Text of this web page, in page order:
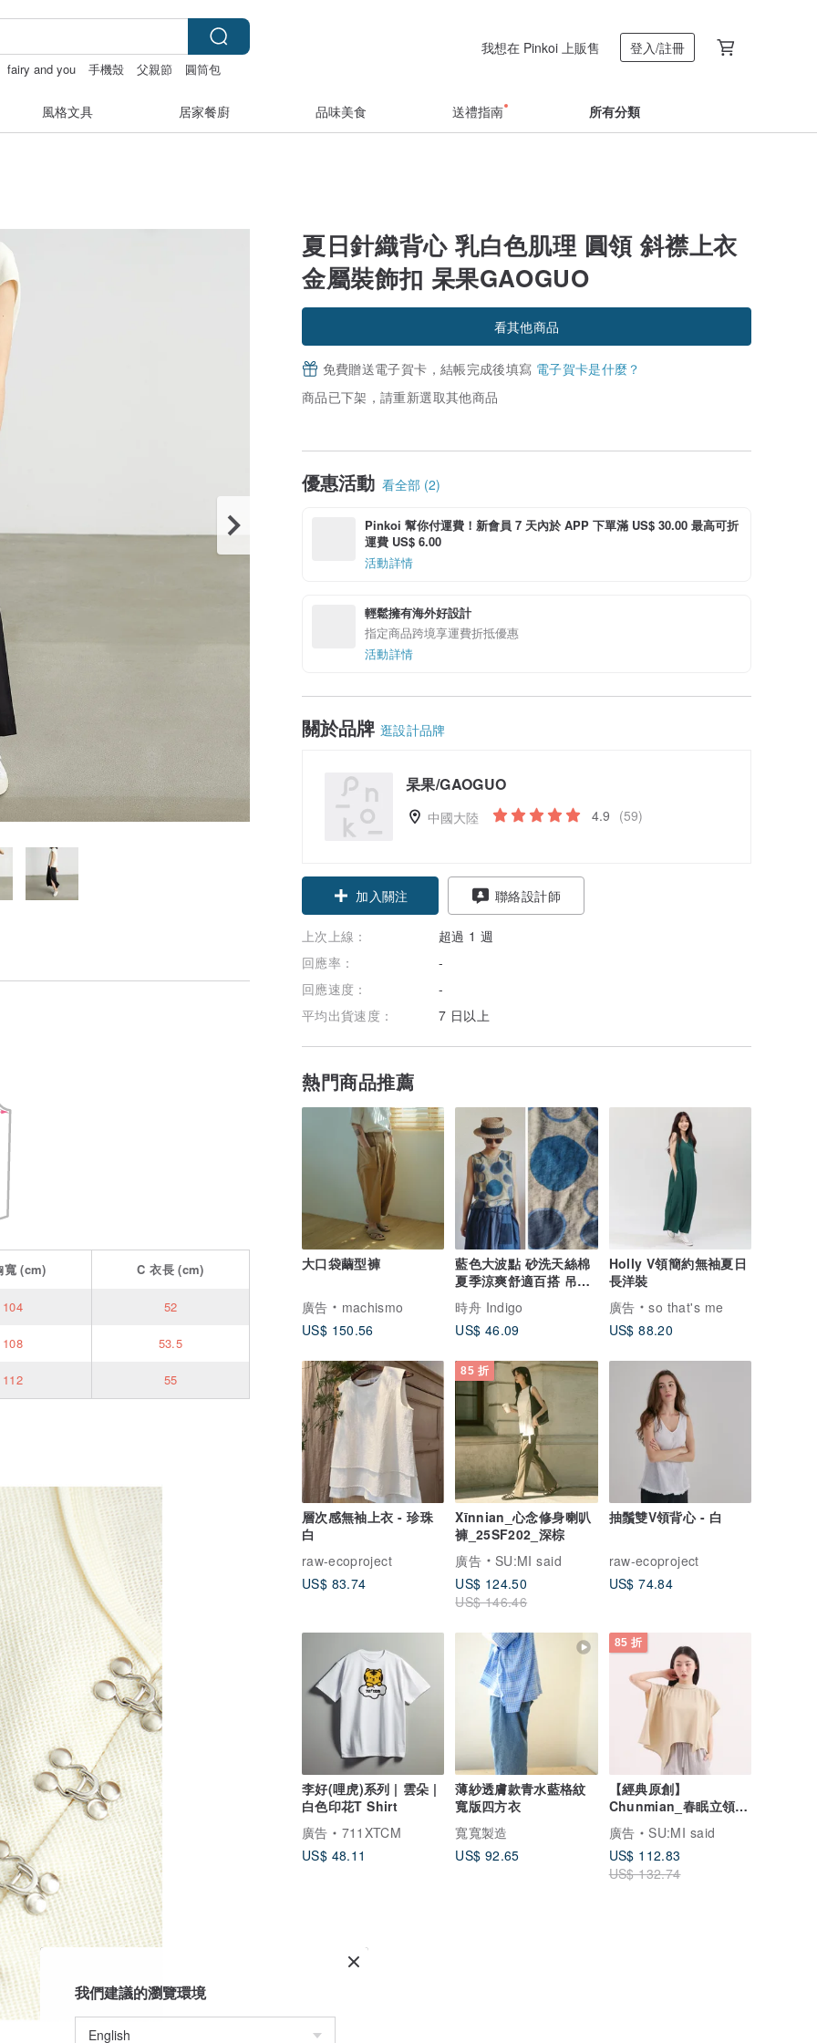
fairy and you 手機殼 父親節 圓筒包
我想在 Pinkoi 上販售 登入/註冊
風格文具 居家餐廚 品味美食 送禮指南 所有分類
夏日針織背心 乳白色肌理 圓領 斜襟上衣
金屬裝飾扣 杲果GAOGUO
看其他商品
免費贈送電子賀卡，結帳完成後填寫 電子賀卡是什麼？
商品已下架，請重新選取其他商品
優惠活動 看全部 (2)
Pinkoi 幫你付運費！新會員 7 天內於 APP 下單滿 US$ 30.00 最高可折
運費 US$ 6.00
活動詳情
輕鬆擁有海外好設計
指定商品跨境享運費折抵優惠
活動詳情
關於品牌 逛設計品牌
杲果/GAOGUO
中國大陸 4.9 (59)
加入關注 聯絡設計師
上次上線：
超過 1 週
回應率：
-
回應速度：
-
平均出貨速度：
7 日以上
熱門商品推薦
大口袋繭型褲
廣告
machismo
US$ 150.56
藍色大波點 砂洗天絲棉
夏季涼爽舒適百搭 吊帶
無袖背心
時舟 Indigo
US$ 46.09
Holly V領簡約無袖夏日
長洋裝
廣告
so that's me
US$ 88.20
層次感無袖上衣 - 珍珠
白
raw-ecoproject
US$ 83.74
85 折
Xīnnian_心念修身喇叭
褲_25SF202_深棕
廣告
SU:MI said
US$ 124.50
US$ 146.46
抽鬚雙V領背心 - 白
raw-ecoproject
US$ 74.84
李好(哩虎)系列 | 雲朵 |
白色印花T Shirt
廣告
711XTCM
US$ 48.11
薄紗透膚款青水藍格紋
寬版四方衣
寬寬製造
US$ 92.65
85 折
【經典原創】
Chunmian_春眠立領變
化上衣_CLT021_芥末黃
廣告
SU:MI said
US$ 112.83
US$ 132.74
寬(cm) C衣長(cm)
104 52
108 53.5
112 55
我們建議的瀏覽環境